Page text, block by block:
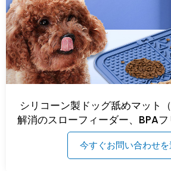
シリコーン製ドッグ舐めマット
解消のスローフィーダー、BPA
今すぐお問い合わせ